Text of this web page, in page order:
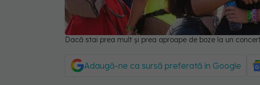
Dacă stai prea mult și prea aproape de boze la un
Adaugă-ne ca sursă preferată în Google